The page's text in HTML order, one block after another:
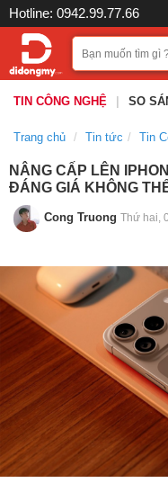
Hotline: 0942.99.77.66
TIN CÔNG NGHỆ SO
Trang chủ Tin tức Tin
NÂNG CẤP LÊN
ĐÁNG GIÁ KHÔNG
Cong Truong Thứ hai,